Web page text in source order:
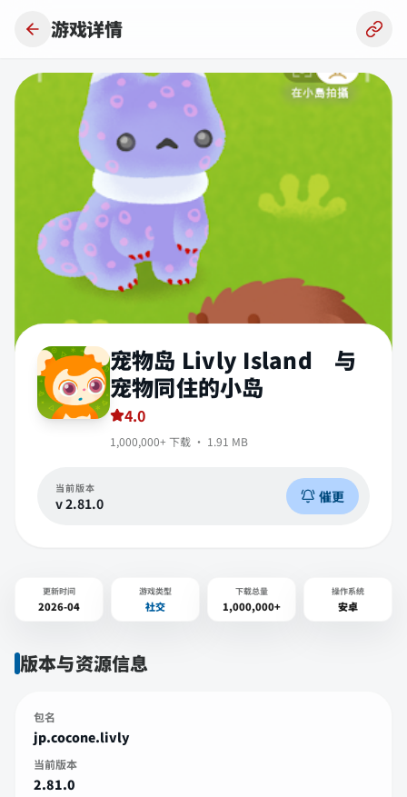
游戏详情
宠物岛 Livly Island 与
宠物同住的小岛
4.0
1,000,000+ 下载 · 1.91 MB
当前版本
v2.81.0 催更
更新时间
2026-04
游戏类型
社交
下载总量
1,000,000+
操作系统
安卓
版本与资源信息
包名
jp.cocone.livly
当前版本
2.81.0